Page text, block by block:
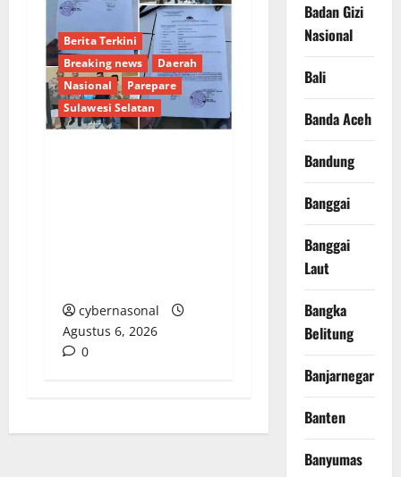
Berita Terkini
Breaking news
Daerah
Nasional
Parepare
Sulawesi Selatan
cybernasonal
Agustus 6, 2026
0
Badan Gizi
Nasional
Bali
Banda Aceh
Bandung
Banggai
Banggai
Laut
Bangka
Belitung
Banjarnegara
Banten
Banyumas